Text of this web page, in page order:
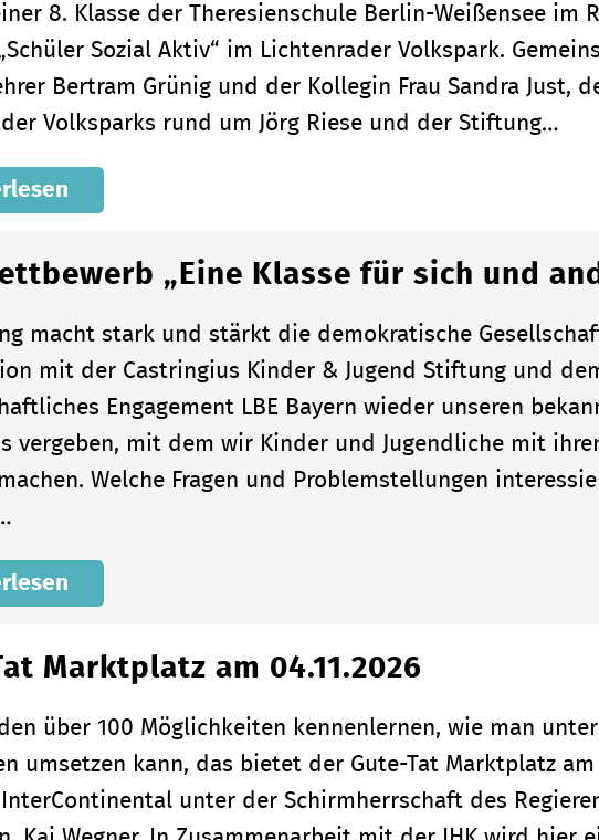
8. Klasse der Theresienschule Berlin-Weißensee im
Sozial Aktiv“ im Lichtenrader Volkspark.
Bertram Grünig und der Kollegin Frau Sandra Just,
Volksparks rund um Jörg Riese und der Stiftung…
„Eine Klasse für sich und
macht stark und stärkt die demokratische
mit der Castringius Kinder & Jugend Stiftung und
Engagement LBE Bayern wieder unseren
vergeben, mit dem wir Kinder und Jugendliche mit
Welche Fragen und Problemstellungen
Marktplatz am 04.11.2026
über 100 Möglichkeiten kennenlernen, wie man
umsetzen kann, das bietet der Gute-Tat Marktplatz am
unter der Schirmherrschaft des